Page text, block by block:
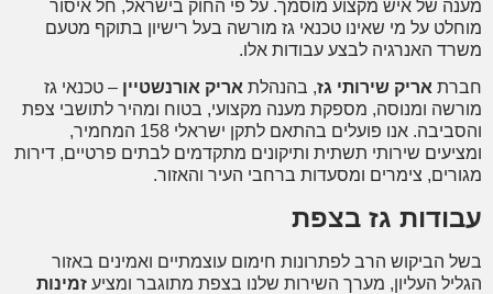
של איש מקצוע מוסמך. על פי החוק בישראל, חל איסור
על מי שאינו טכנאי גז מורשה בעל רישיון בתוקף מטעם
האנרגיה לבצע עבודות אלו.
אריק שירותי גז, בהנהלתאריק אורנשטיין– טכנאי גז
ומנוסה, מספקת מענה מקצועי, בטוח ומהיר לתושבי צפת
והסביבה. אנו פועלים בהתאם לתקן ישראלי 158 המחמיר,
שירותי תשתית ותיקונים מתקדמים לבתים פרטיים, דירות
צימרים ומסעדות ברחבי העיר והאזור.
גז בצפת
הביקוש הרב לפתרונות חימום עוצמתיים ואמינים באזור
העליון, מערך השירות שלנו בצפת מתוגבר ומציעזמינות